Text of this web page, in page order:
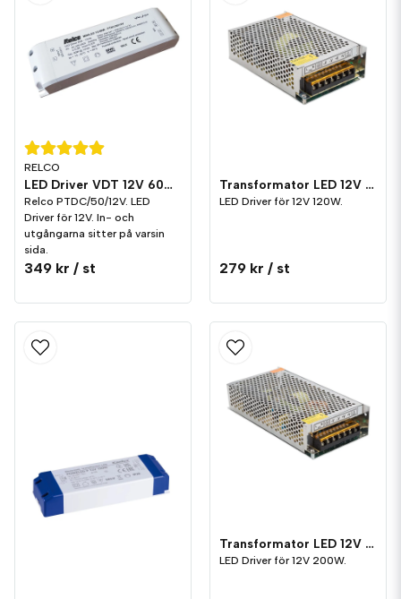
RELCO
LED Driver VDT 12V 60W Relco
Relco PTDC/50/12V. LED
Driver för 12V. In- och
utgångarna sitter på varsin
sida.
349 kr / st
Transformator LED 12V 120W
LED Driver för 12V 120W.
279 kr / st
Transformator LED 12V 200W
LED Driver för 12V 200W.